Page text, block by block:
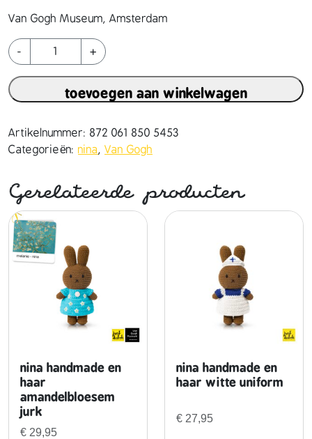
Van Gogh Museum, Amsterdam
-
n
i
n
a
a
n
a
d
e
e
+
toevoegen aan winkelwagen
Artikelnummer: 872 061 850 5453
Categorieën: nina, Van Gogh
Gerelateerde producten
nina handmade en
haar
amandelbloesem
jurk
€ 29,95
nina handmade en
haar witte uniform
€ 27,95